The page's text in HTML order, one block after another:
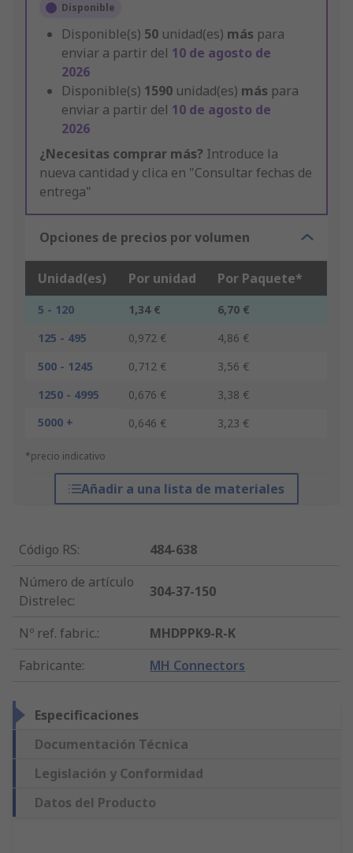
Disponible
Disponible(s) 50 unidad(es) más para
enviar a partir del 10 de agosto de
2026
Disponible(s) 1590 unidad(es) más para
enviar a partir del 10 de agosto de
2026
¿Necesitas comprar más? Introduce la
nueva cantidad y clica en "Consultar fechas de
entrega"
Opciones de precios por volumen
Unidad(es) Por unidad Por Paquete*
5 - 120 1,34 €
6,70 €
125 - 495
0,972 €
4,86 €
500 - 1245
0,712 €
3,56 €
1250 - 4995
0,676 €
3,38 €
5000 +
0,646 € 3,23 €
*precio indicativo
Añadir a una lista de materiales
Código RS:
484-638
Número de artículo
Distrelec:
304-37-150
Nº ref. fabric.:
MHDPPK9-R-K
Fabricante: MH Connectors
Especificaciones
Documentación Técnica
Legislación y Conformidad
Datos del Producto